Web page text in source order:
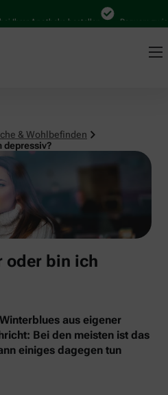
Apotheke bestellen Bequem
& Wohlbefinden
depressiv?
oder bin ich
aus eigener
Bei den meisten ist das
einiges dagegen tun